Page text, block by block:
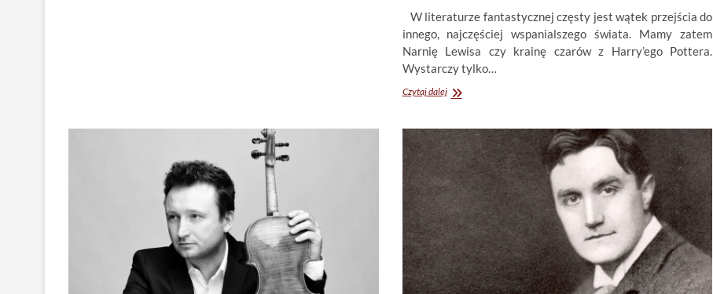
W literaturze fantastycznej częsty jest wątek przejścia do
innego, najczęściej wspanialszego świata. Mamy zatem
Narnię Lewisa czy krainę czarów z Harry’ego Pottera.
Wystarczy tylko…
Czytaj dalejNieszpory
Andrzejem
Kosendiakiem…